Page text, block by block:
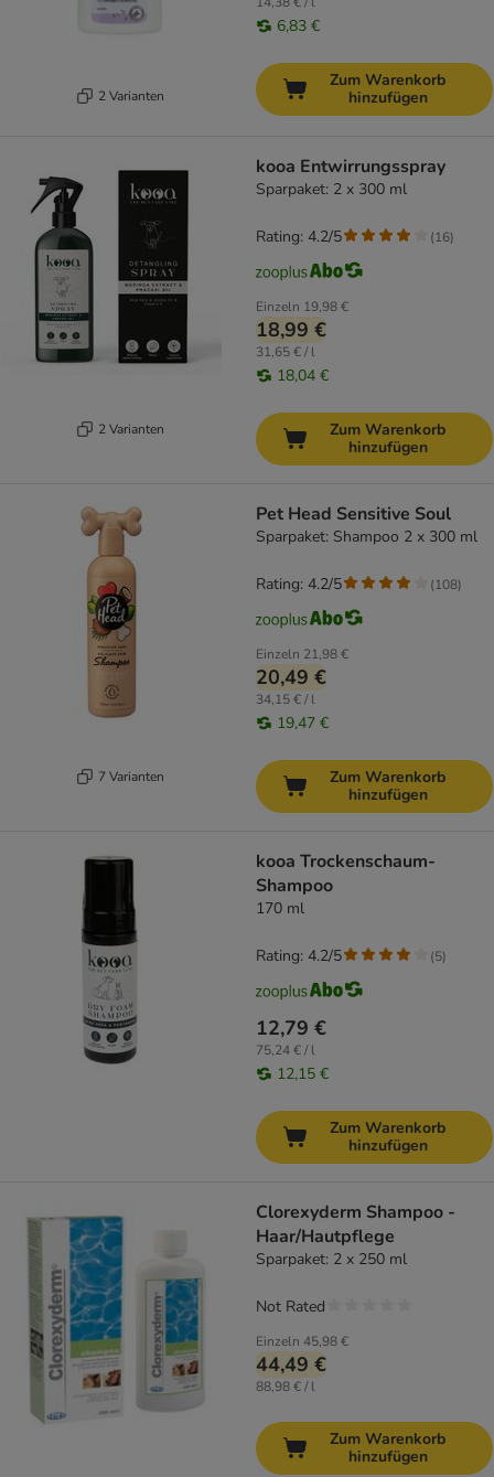
2 Varianten
6,83 €
Zum Warenkorb
hinzufügen
2 Varianten
kooa Entwirrungsspray
Sparpaket: 2 x 300 ml
Einzeln 19,98 €
18,99 €
31,65 € / l
18,04 €
Rating: 4.2/5 (16)
Zum Warenkorb
hinzufügen
7 Varianten
Pet Head Sensitive Soul
Sparpaket: Shampoo 2 x 300 ml
Einzeln 21,98 €
20,49 €
34,15 € / l
19,47 €
Rating: 4.2/5 (108)
Zum Warenkorb
hinzufügen
kooa Trockenschaum-
Shampoo
170 ml
12,79 €
75,24 € / l
12,15 €
Rating: 4.2/5 (5)
Zum Warenkorb
hinzufügen
Clorexyderm Shampoo -
Haar/Hautpflege
Sparpaket: 2 x 250 ml
Einzeln 45,98 €
44,49 €
88,98 € / l
Not Rated
Zum Warenkorb
hinzufügen